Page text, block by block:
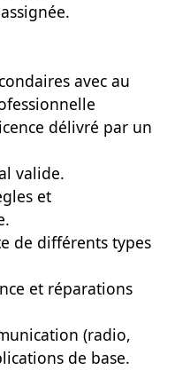
avec au
délivré par un
valide.
et
de différents types
et réparations
(radio,
de base.